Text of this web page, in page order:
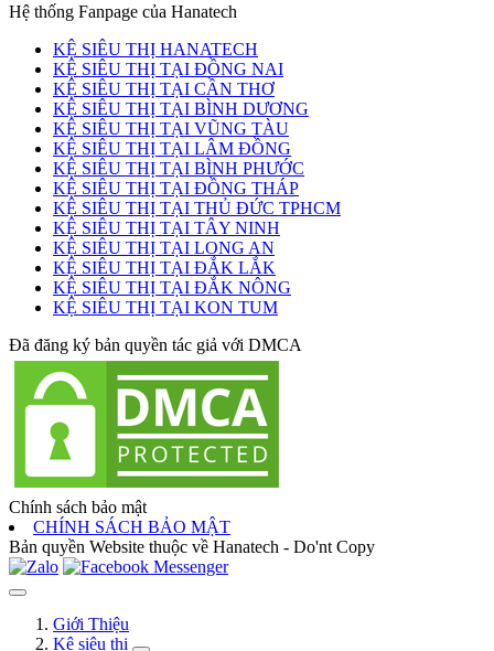
Hệ thống Fanpage của Hanatech
KỆ SIÊU THỊ HANATECH
KỆ SIÊU THỊ TẠI ĐỒNG NAI
KỆ SIÊU THỊ TẠI CẦN THƠ
KỆ SIÊU THỊ TẠI BÌNH DƯƠNG
KỆ SIÊU THỊ TẠI VŨNG TÀU
KỆ SIÊU THỊ TẠI LÂM ĐỒNG
KỆ SIÊU THỊ TẠI BÌNH PHƯỚC
KỆ SIÊU THỊ TẠI ĐỒNG THÁP
KỆ SIÊU THỊ TẠI THỦ ĐỨC TPHCM
KỆ SIÊU THỊ TẠI TÂY NINH
KỆ SIÊU THỊ TẠI LONG AN
KỆ SIÊU THỊ TẠI ĐẮK LẮK
KỆ SIÊU THỊ TẠI ĐẮK NÔNG
KỆ SIÊU THỊ TẠI KON TUM
Đã đăng ký bản quyền tác giả với DMCA
Chính sách bảo mật
CHÍNH SÁCH BẢO MẬT
Bản quyền Website thuộc về Hanatech - Do'nt Copy
Giới Thiệu
Kệ siêu thị